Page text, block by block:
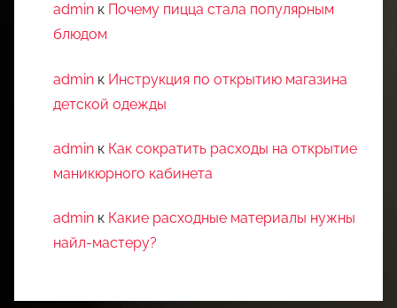
admin к Почему пицца стала популярным
блюдом
admin к Инструкция по открытию магазина
детской одежды
admin к Как сократить расходы на открытие
маникюрного кабинета
admin к Какие расходные материалы нужны
найл-мастеру?